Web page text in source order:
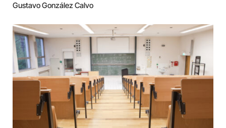
Gustavo González Calvo